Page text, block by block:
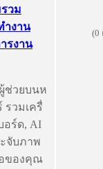
วม
ำงาน
รงาน
ช่วยบนห
รวมเครื่
อร์ด, AI
จับภาพ
ของคุณ
(0